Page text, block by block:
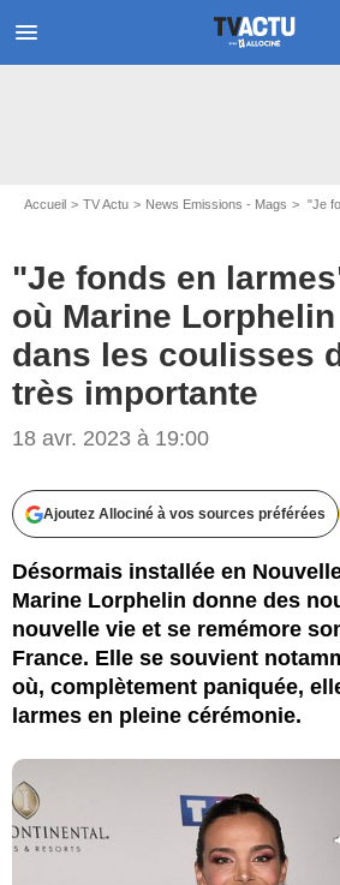
menu
Accueil TV Actu News Emissions - Mags "Je fonds en
"Je fonds en
où Marine
dans les coulisses
très importante
18 avr. 2023 à 19:00
Ajoutez Allociné à vos sources préférées
Désormais installée en
Marine Lorphelin donne des
nouvelle vie et se remémore
France. Elle se souvient
où, complètement paniquée,
larmes en pleine cérémonie.